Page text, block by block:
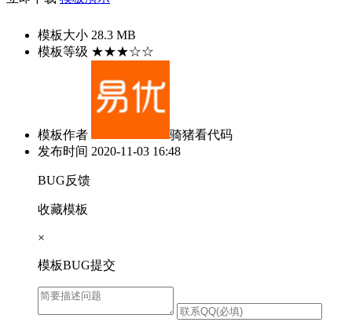
模板大小 28.3 MB
模板等级 ★★★☆☆
模板作者
骑猪看代码
发布时间 2020-11-03 16:48
BUG反馈
收藏模板
×
模板BUG提交